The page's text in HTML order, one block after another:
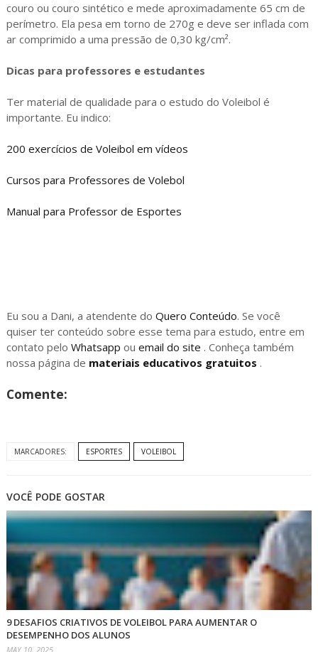
couro ou couro sintético e mede aproximadamente 65 cm de
perímetro. Ela pesa em torno de 270g e deve ser inflada com
ar comprimido a uma pressão de 0,30 kg/cm².
Dicas para professores e estudantes
Ter material de qualidade para o estudo do Voleibol é
importante. Eu indico:
200 exercícios de Voleibol em vídeos
Cursos para Professores de Volebol
Manual para Professor de Esportes
Eu sou a Dani, a atendente do Quero Conteúdo. Se você
quiser ter conteúdo sobre esse tema para estudo, entre em
contato pelo Whatsapp ou email do site . Conheça também
nossa página de materiais educativos gratuitos .
Comente:
MARCADORES: ESPORTES VOLEIBOL
VOCÊ PODE GOSTAR
9 DESAFIOS CRIATIVOS DE VOLEIBOL PARA AUMENTAR O
DESEMPENHO DOS ALUNOS
MAY 10, 2025